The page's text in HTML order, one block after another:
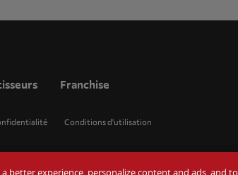
Franchise
Conditions d'utilisation
better experience, personalize content and ads, and to